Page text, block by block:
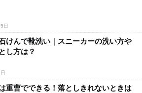
日
けんで靴洗い｜スニーカーの洗い方や
し方は？
重曹でできる！落としきれないときは